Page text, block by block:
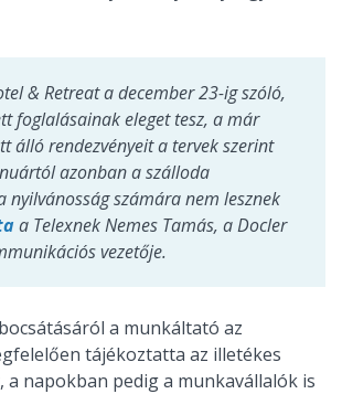
& Retreat a december 23-ig szóló,
foglalásainak eleget tesz, a már
álló rendezvényeit a tervek szerint
azonban a szálloda
nyilvánosság számára nem lesznek
a Telexnek Nemes Tamás, a Docler
vezetője.
a munkáltató az
tájékoztatta az illetékes
napokban pedig a munkavállalók is